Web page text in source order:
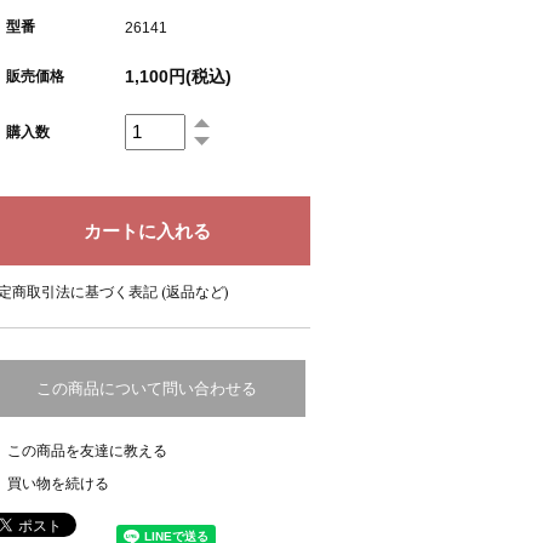
型番 26141
販売価格 1,100円(税込)
購入数
商取引法に基づく表記 (返品など)
この商品について問い合わせる
この商品を友達に教える
買い物を続ける